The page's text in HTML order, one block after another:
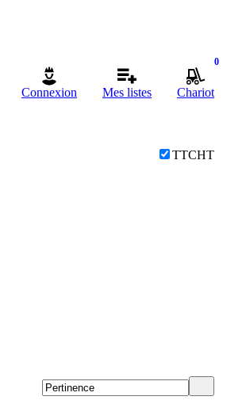
Connexion Mes listes
0
Chariot
TTCHT